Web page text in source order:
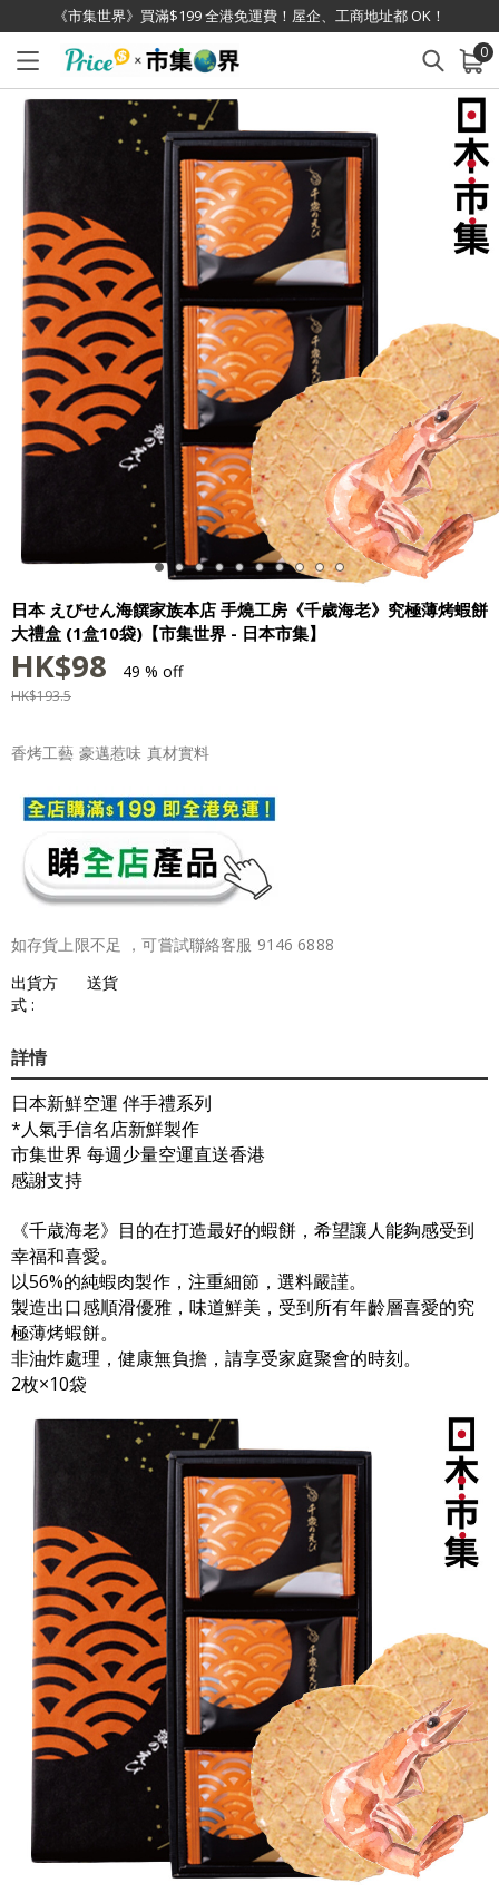
《市集世界》買滿$199 全港免運費！屋企、工商地址都 OK！
0
已加入購物車 查看
日本 えびせん海饌家族本店 手燒工房《千歳海老》究極薄烤蝦餅
大禮盒 (1盒10袋)【市集世界 - 日本市集】
HK$98 49 % off
HK$193.5
香烤工藝 豪邁惹味 真材實料
如存貨上限不足 ，可嘗試聯絡客服 9146 6888
出貨方
式 :
送貨
詳情
日本新鮮空運 伴手禮系列
*人氣手信名店新鮮製作
市集世界 每週少量空運直送香港
感謝支持
《千歳海老》目的在打造最好的蝦餅，希望讓人能夠感受到
幸福和喜愛。
以56%的純蝦肉製作，注重細節，選料嚴謹。
製造出口感順滑優雅，味道鮮美，受到所有年齡層喜愛的究
極薄烤蝦餅。
非油炸處理，健康無負擔，請享受家庭聚會的時刻。
2枚×10袋